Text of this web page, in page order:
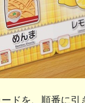
ドを、順番に引